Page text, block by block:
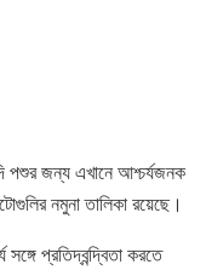
পশুর জন্য এখানে আশ্চর্যজনক
নমুনা তালিকা রয়েছে।
প্রতিদ্বন্দ্বিতা করতে